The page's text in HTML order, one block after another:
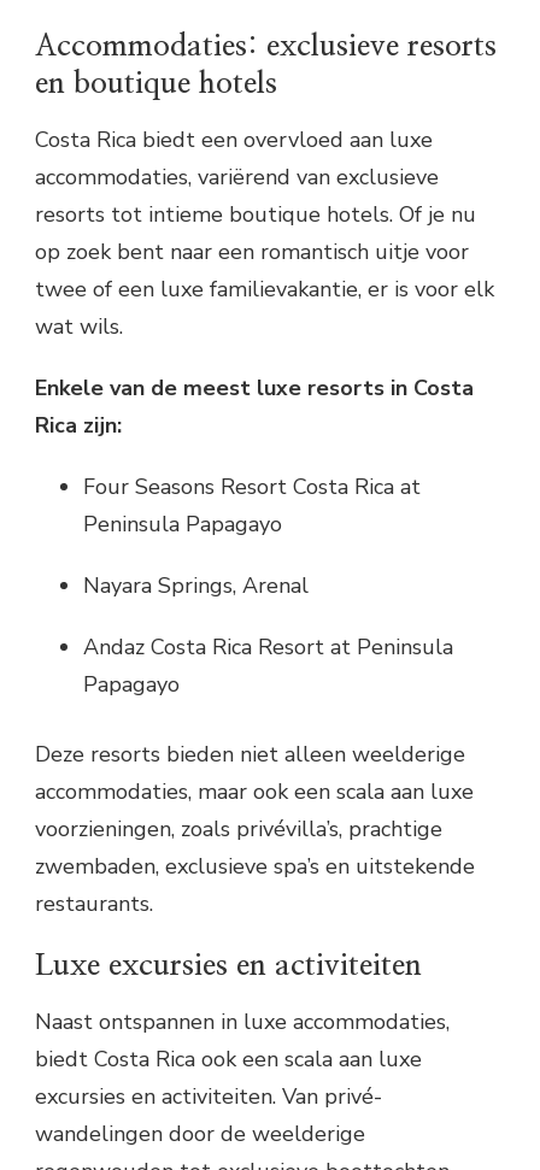
Accommodaties: exclusieve resorts
en boutique hotels
Costa Rica biedt een overvloed aan luxe
accommodaties, variërend van exclusieve
resorts tot intieme boutique hotels. Of je nu
op zoek bent naar een romantisch uitje voor
twee of een luxe familievakantie, er is voor elk
wat wils.
Enkele van de meest luxe resorts in Costa
Rica zijn:
Four Seasons Resort Costa Rica at
Peninsula Papagayo
Nayara Springs, Arenal
Andaz Costa Rica Resort at Peninsula
Papagayo
Deze resorts bieden niet alleen weelderige
accommodaties, maar ook een scala aan luxe
voorzieningen, zoals privévilla’s, prachtige
zwembaden, exclusieve spa’s en uitstekende
restaurants.
Luxe excursies en activiteiten
Naast ontspannen in luxe accommodaties,
biedt Costa Rica ook een scala aan luxe
excursies en activiteiten. Van privé-
wandelingen door de weelderige